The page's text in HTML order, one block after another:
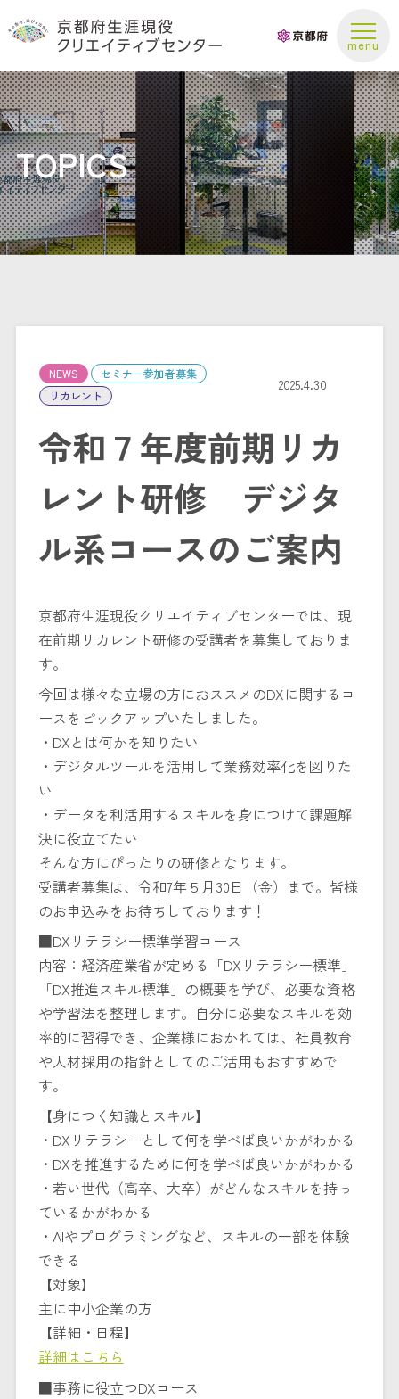
お問い合わせ
TOPICS
NEWS
セミナー参加者募集
リカレント
2025.4.30
令和７年度前期リカ
レント研修 デジタ
ル系コースのご案内
京都府生涯現役クリエイティブセンターでは、現
在前期リカレント研修の受講者を募集しておりま
す。
今回は様々な立場の方におススメのDXに関するコ
ースをピックアップいたしました。
・DXとは何かを知りたい
・デジタルツールを活用して業務効率化を図りた
い
・データを利活用するスキルを身につけて課題解
決に役立てたい
そんな方にぴったりの研修となります。
受講者募集は、令和7年５月30日（金）まで。皆様
のお申込みをお待ちしております！
■DXリテラシー標準学習コース
内容：経済産業省が定める「DXリテラシー標準」
「DX推進スキル標準」の概要を学び、必要な資格
や学習法を整理します。自分に必要なスキルを効
率的に習得でき、企業様におかれては、社員教育
や人材採用の指針としてのご活用もおすすめで
す。
【身につく知識とスキル】
・DXリテラシーとして何を学べば良いかがわかる
・DXを推進するために何を学べば良いかがわかる
・若い世代（高卒、大卒）がどんなスキルを持っ
ているかがわかる
・AIやプログラミングなど、スキルの一部を体験
できる
【対象】
主に中小企業の方
【詳細・日程】
詳細はこちら
■事務に役立つDXコース